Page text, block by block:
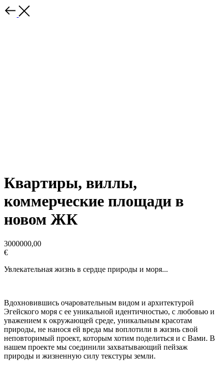
Квартиры, виллы,
коммерческие площади в
новом ЖК
3000000,00
€
Увлекательная жизнь в сердце природы и моря...
Вдохновившись очаровательным видом и архитектурой
Эгейского моря с ее уникальной идентичностью, с любовью и
уважением к окружающей среде, уникальным красотам
природы, не нанося ей вреда мы воплотили в жизнь свой
неповторимый проект, которым хотим поделиться и с Вами. В
нашем проекте мы соединили захватывающий пейзаж
природы и жизненную силу текстуры земли.